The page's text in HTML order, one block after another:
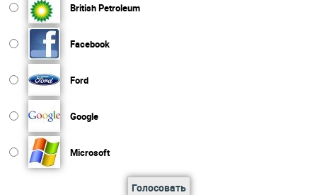
British Petroleum
Facebook
Ford
Google
Microsoft
Голосовать